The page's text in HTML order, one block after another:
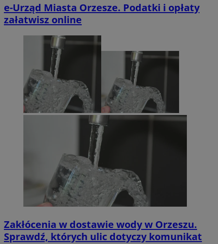
e-Urząd Miasta Orzesze. Podatki i opłaty
załatwisz online
Zakłócenia w dostawie wody w Orzeszu.
Sprawdź, których ulic dotyczy komunikat